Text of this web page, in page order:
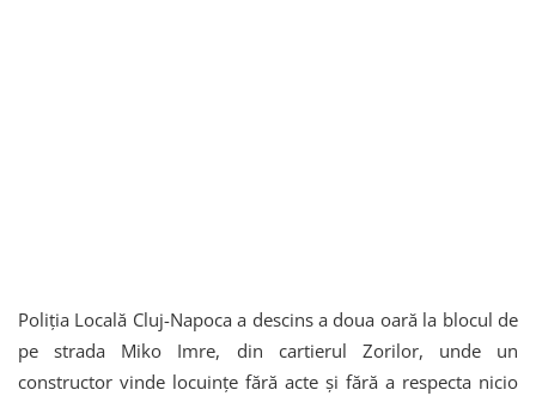
Poliția Locală Cluj-Napoca a descins a doua oară la blocul de
pe strada Miko Imre, din cartierul Zorilor, unde un
constructor vinde locuințe fără acte și fără a respecta nicio